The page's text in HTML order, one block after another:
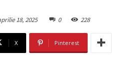
18, 2025 0 228
X Pinterest